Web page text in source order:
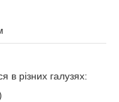
в різних галузях: